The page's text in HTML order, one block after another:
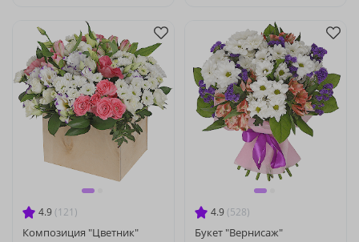
4.9 (121)
Композиция "Цветник"
4.9 (528)
Букет "Вернисаж"